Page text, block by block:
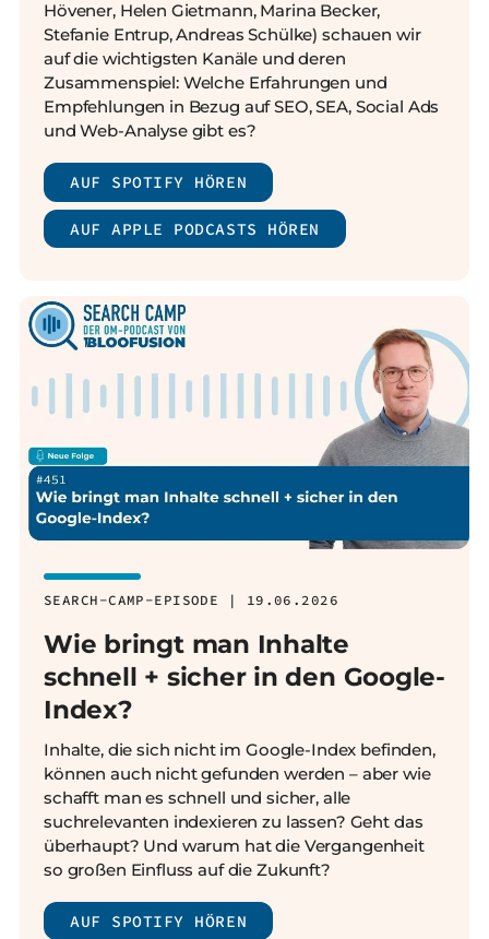
Hövener, Helen Gietmann, Marina Becker,
Stefanie Entrup, Andreas Schülke) schauen wir
auf die wichtigsten Kanäle und deren
Zusammenspiel: Welche Erfahrungen und
Empfehlungen in Bezug auf SEO, SEA, Social Ads
und Web-Analyse gibt es?
AUF SPOTIFY HÖREN
AUF APPLE PODCASTS HÖREN
SEARCH-CAMP-EPISODE | 19.06.2026
Wie bringt man Inhalte
schnell + sicher in den Google-
Index?
Inhalte, die sich nicht im Google-Index befinden,
können auch nicht gefunden werden – aber wie
schafft man es schnell und sicher, alle
suchrelevanten indexieren zu lassen? Geht das
überhaupt? Und warum hat die Vergangenheit
so großen Einfluss auf die Zukunft?
AUF SPOTIFY HÖREN